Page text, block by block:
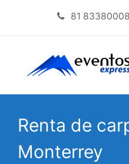
81
Renta de
Monterrey